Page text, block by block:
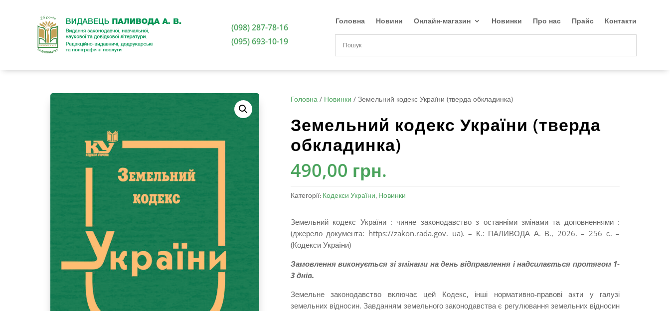
(098) 287-78-16
(095) 693-10-19
Головна Новини Онлайн-магазин Новинки Про нас Прайс Контакти
Головна / Новинки / Земельний кодекс України (тверда обкладинка)
Земельний кодекс України (тверда
обкладинка)
490,00 грн.
Категорії: Кодекси України, Новинки
Земельний кодекс України : чинне законодавство з останніми змінами та доповненнями :
(джерело документа: https://zakon.rada.gov. ua). – К.: ПАЛИВОДА А. В., 2026. – 256 с. –
(Кодекси України)
Замовлення виконується зі змінами на день відправлення і надсилається протягом 1-
3 днів.
Земельне законодавство включає цей Кодекс, інші нормативно-правові акти у галузі
земельних відносин. Завданням земельного законодавства є регулювання земельних відносин